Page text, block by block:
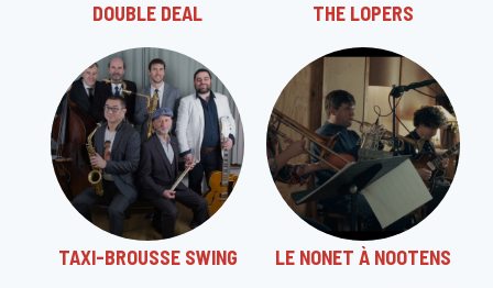
DOUBLE DEAL THE LOPERS
TAXI-BROUSSE SWING LE NONET À NOOTENS